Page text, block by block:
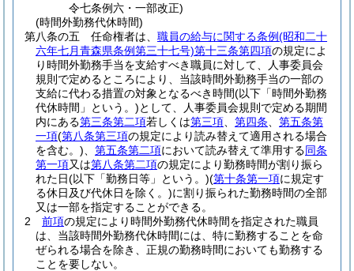
令七条例六・一部改正)
(時間外勤務代休時間)
第八条の五
任命権者は、 職員の給与に関する条例(昭和二十
六年七月青森県条例第三十七号)第十三条第四項の規定によ
り時間外勤務手当を支給すべき職員に対して、人事委員会
規則で定めるところにより、当該時間外勤務手当の一部の
支給に代わる措置の対象となるべき時間(以下「時間外勤務
代休時間」という。)として、人事委員会規則で定める期間
内にある第三条第二項若しくは第三項 第四条
第五条第
一項(第八条第三項の規定により読み替えて適用される場合
を含む。)
第五条第二項において読み替えて準用する同条
第一項又は第八条第二項の規定により勤務時間が割り振ら
れた日(以下「勤務日等」という。)(第十条第一項に規定す
る休日及び代休日を除く。)に割り振られた勤務時間の全部
又は一部を指定することができる。
2
前項の規定により時間外勤務代休時間を指定された職員
は、当該時間外勤務代休時間には、特に勤務することを命
ぜられる場合を除き、正規の勤務時間においても勤務する
ことを要しない。